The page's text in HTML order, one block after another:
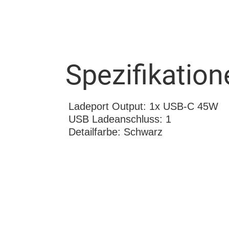
Ladeport Output: 1x USB-C 45W
USB Ladeanschluss: 1
Detailfarbe: Schwarz